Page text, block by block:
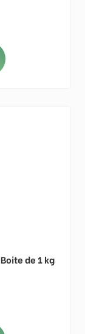
de 1 kg